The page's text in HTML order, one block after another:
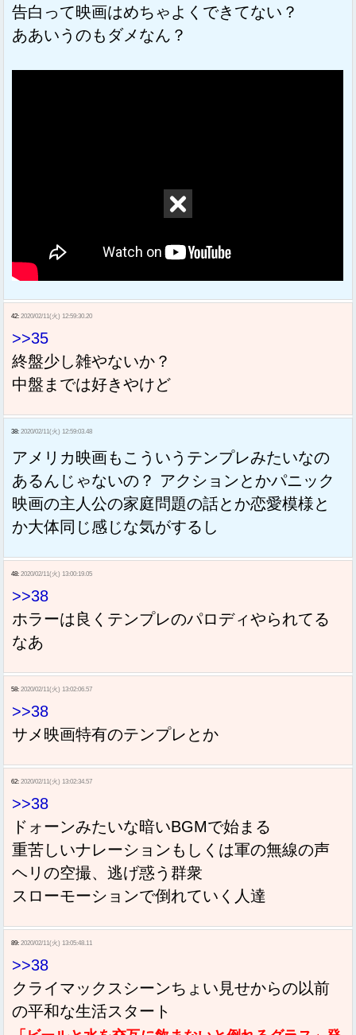
告白って映画はめちゃよくできてない？
ああいうのもダメなん？
42: 2020/02/11(火) 12:59:30.20
>>35
終盤少し雑やないか？
中盤までは好きやけど
38: 2020/02/11(火) 12:59:03.48
アメリカ映画もこういうテンプレみたいなの
あるんじゃないの？ アクションとかパニック
映画の主人公の家庭問題の話とか恋愛模様と
か大体同じ感じな気がするし
48: 2020/02/11(火) 13:00:19.05
>>38
ホラーは良くテンプレのパロディやられてる
なあ
58: 2020/02/11(火) 13:02:06.57
>>38
サメ映画特有のテンプレとか
62: 2020/02/11(火) 13:02:34.57
>>38
ドォーンみたいな暗いBGMで始まる
重苦しいナレーションもしくは軍の無線の声
ヘリの空撮、逃げ惑う群衆
スローモーションで倒れていく人達
89: 2020/02/11(火) 13:05:48.11
>>38
クライマックスシーンちょい見せからの以前
の平和な生活スタート